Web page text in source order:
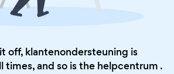
off, klantenondersteuning is
times, and so is the helpcentrum .